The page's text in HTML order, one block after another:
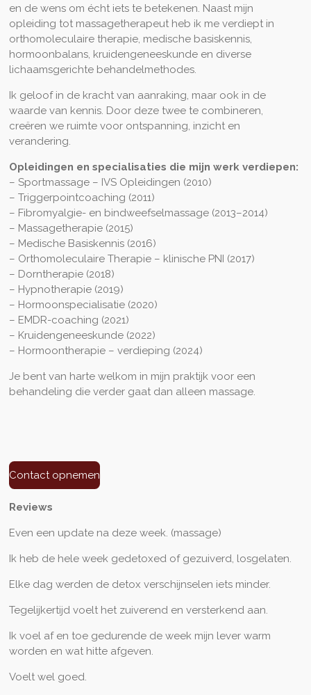
en de wens om écht iets te betekenen. Naast mijn
opleiding tot massagetherapeut heb ik me verdiept in
orthomoleculaire therapie, medische basiskennis,
hormoonbalans, kruidengeneeskunde en diverse
lichaamsgerichte behandelmethodes.
Ik geloof in de kracht van aanraking, maar ook in de
waarde van kennis. Door deze twee te combineren,
creëren we ruimte voor ontspanning, inzicht en
verandering.
Opleidingen en specialisaties die mijn werk verdiepen:
– Sportmassage – IVS Opleidingen (2010)
– Triggerpointcoaching (2011)
– Fibromyalgie- en bindweefselmassage (2013–2014)
– Massagetherapie (2015)
– Medische Basiskennis (2016)
– Orthomoleculaire Therapie – klinische PNI (2017)
– Dorntherapie (2018)
– Hypnotherapie (2019)
– Hormoonspecialisatie (2020)
– EMDR-coaching (2021)
– Kruidengeneeskunde (2022)
– Hormoontherapie – verdieping (2024)
Je bent van harte welkom in mijn praktijk voor een
behandeling die verder gaat dan alleen massage.
Contact opnemen
Reviews
Even een update na deze week. (massage)
Ik heb de hele week gedetoxed of gezuiverd, losgelaten.
Elke dag werden de detox verschijnselen iets minder.
Tegelijkertijd voelt het zuiverend en versterkend aan.
Ik voel af en toe gedurende de week mijn lever warm
worden en wat hitte afgeven.
Voelt wel goed.